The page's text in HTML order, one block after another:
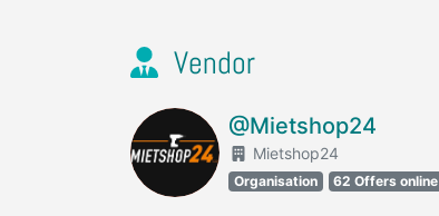
Vendor
@Mietshop24
Mietshop24
Organisation 62 Offers online